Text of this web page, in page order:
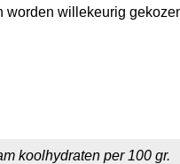
willekeurig
koolhydraten per 100 gr.